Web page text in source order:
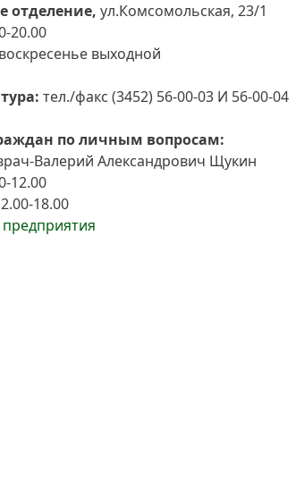
отделение, ул.Комсомольская, 23/1
20.00
выходной
тел./факс (3452) 56-00-03 И 56-00-04
по личным вопросам:
Валерий Александрович Щукин
12.00
18.00